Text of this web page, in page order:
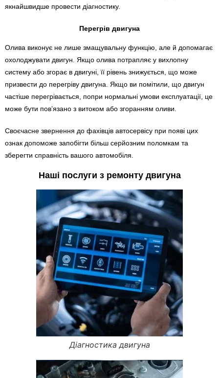
якнайшвидше провести діагностику.
Перегрів двигуна
Олива виконує не лише змащувальну функцію, але й допомагає
охолоджувати двигун. Якщо олива потрапляє у вихлопну
систему або згорає в двигуні, її рівень знижується, що може
призвести до перегріву двигуна. Якщо ви помітили, що двигун
частіше перегрівається, попри нормальні умови експлуатації, це
може бути пов’язано з витоком або згоранням оливи.
Своєчасне звернення до фахівців автосервісу при появі цих
ознак допоможе запобігти більш серйозним поломкам та
зберегти справність вашого автомобіля.
Наші послуги з ремонту двигуна
Діагностика двигуна